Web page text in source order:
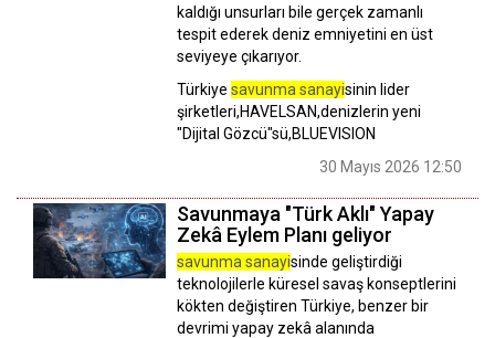
kaldığı unsurları bile gerçek zamanlı
tespit ederek deniz emniyetini en üst
seviyeye çıkarıyor.
Türkiye savunma sanayisinin lider
şirketleri,HAVELSAN,denizlerin yeni
"Dijital Gözcü"sü,BLUEVISION
30 Mayıs 2026 12:50
Savunmaya "Türk Aklı" Yapay
Zekâ Eylem Planı geliyor
savunma sanayisinde geliştirdiği
teknolojilerle küresel savaş konseptlerini
kökten değiştiren Türkiye, benzer bir
devrimi yapay zekâ alanında